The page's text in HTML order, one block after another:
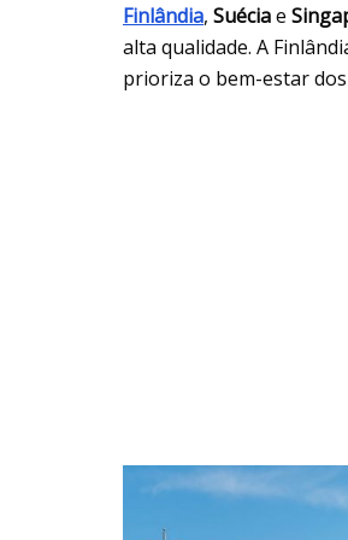
Finlândia, Suéciae
alta qualidade. A
prioriza o bem-estar